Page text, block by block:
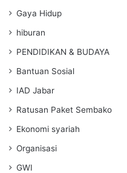
Gaya Hidup
hiburan
PENDIDIKAN & BUDAYA
Bantuan Sosial
IAD Jabar
Ratusan Paket Sembako
Ekonomi syariah
Organisasi
GWI